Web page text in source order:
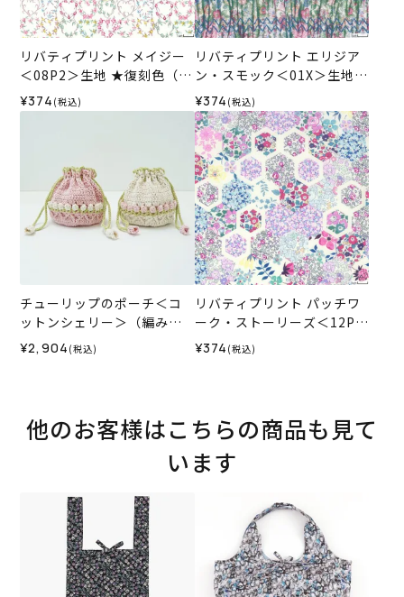
リバティプリント メイジー
＜08P2＞生地 ★復刻色（ホ
ビーラホビーレオリジナ
ル）2026ES
¥374 (税込)
リバティプリント エリジア
ン・スモック＜01X＞生地
（ホビーラホビーレオリジ
ナル）2026SS
¥374 (税込)
チューリップのポーチ＜コ
ットンシェリー＞（編み物
材料セット）
¥2,904 (税込)
リバティプリント パッチワ
ーク・ストーリーズ＜12P＞
生地 （ホビーラホビーレオ
リジナル）2026SS
¥374 (税込)
他のお客様はこちらの商品も見て
います